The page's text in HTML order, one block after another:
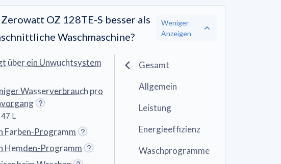
OZ 128TE-S besser als
Waschmaschine?
Weniger
Anzeigen
über ein Unwuchtsystem
Wasserverbrauch pro
L
Farben-Programm
Hemden-Programm
Gesamt
Allgemein
Leistung
Energieeffizienz
Waschprogramme